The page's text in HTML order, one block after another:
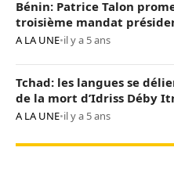
Bénin: Patrice Talon
troisième mandat
A LA UNE•il y a 5 ans
Tchad: les langues se
de la mort d’Idriss Déby
A LA UNE•il y a 5 ans